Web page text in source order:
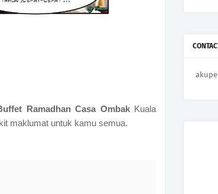
Ramadhan Casa Ombak Kuala
maklumat untuk kamu semua.